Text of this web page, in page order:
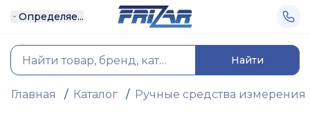
Определяе...
Найти
Главная / Каталог / Ручные средства измерения